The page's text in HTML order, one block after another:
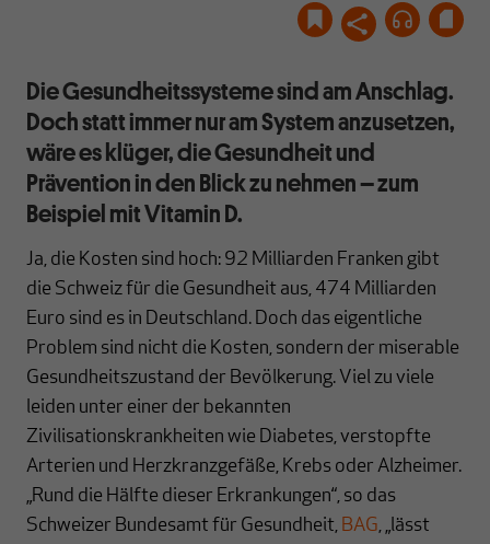
Die Gesundheitssysteme sind am Anschlag.
Doch statt immer nur am System anzusetzen,
wäre es klüger, die Gesundheit und
Prävention in den Blick zu nehmen – zum
Beispiel mit Vitamin D.
Ja, die Kosten sind hoch: 92 Milliarden Franken gibt
die Schweiz für die Gesundheit aus, 474 Milliarden
Euro sind es in Deutschland. Doch das eigentliche
Problem sind nicht die Kosten, sondern der miserable
Gesundheitszustand der Bevölkerung. Viel zu viele
leiden unter einer der bekannten
Zivilisationskrankheiten wie Diabetes, verstopfte
Arterien und Herzkranzgefäße, Krebs oder Alzheimer.
„Rund die Hälfte dieser Erkrankungen“, so das
Schweizer Bundesamt für Gesundheit, BAG, „lässt